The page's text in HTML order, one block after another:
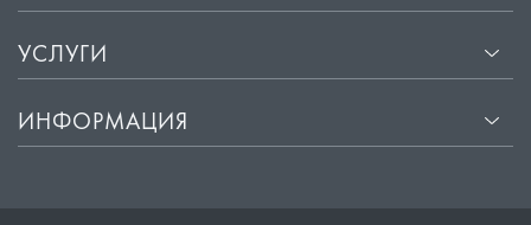
УСЛУГИ
ИНФОРМАЦИЯ